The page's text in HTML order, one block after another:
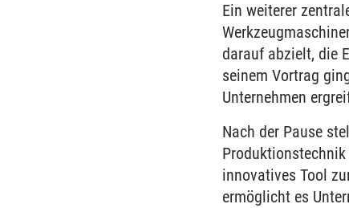
Ein weiterer
darauf abzielt, die
seinem Vortrag
Unternehmen
Nach der Pause
innovatives Tool
ermöglicht es